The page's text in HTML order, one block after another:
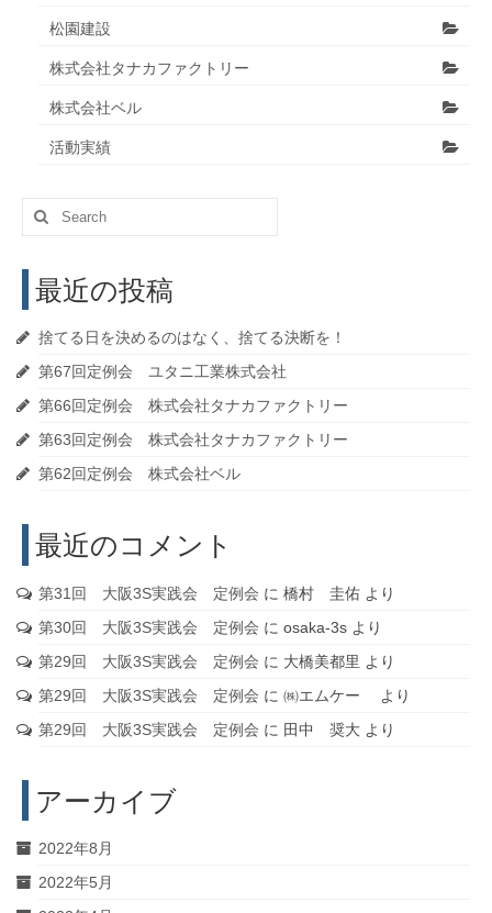
松園建設
株式会社タナカファクトリー
株式会社ベル
活動実績
Search
for:
最近の投稿
捨てる日を決めるのはなく、捨てる決断を！
第67回定例会 ユタニ工業株式会社
第66回定例会 株式会社タナカファクトリー
第63回定例会 株式会社タナカファクトリー
第62回定例会 株式会社ベル
最近のコメント
第31回 大阪3S実践会 定例会 に 橋村 圭佑 より
第30回 大阪3S実践会 定例会 に osaka-3s より
第29回 大阪3S実践会 定例会 に 大橋美都里 より
第29回 大阪3S実践会 定例会 に ㈱エムケー
より
第29回 大阪3S実践会 定例会 に 田中 奨大 より
アーカイブ
2022年8月
2022年5月